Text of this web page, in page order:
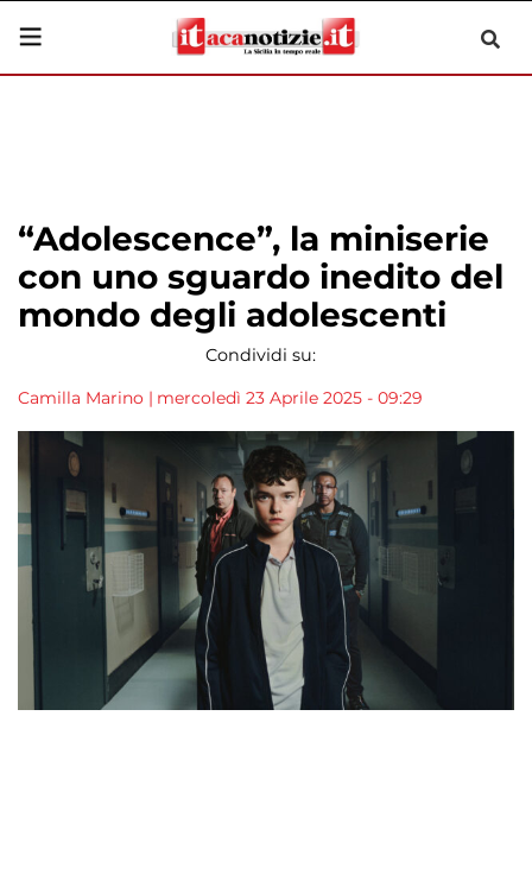
“Adolescence”, la miniserie
con uno sguardo inedito del
mondo degli adolescenti
Condividi su:
Camilla Marino | mercoledì 23 Aprile 2025 - 09:29